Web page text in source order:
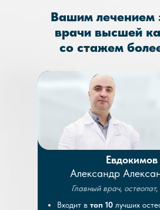
Вашим лечением
врачи высшей
со стажем
Евдокимов
Александр
Главный врач, остеопат,
Входит в топ 10 лучших